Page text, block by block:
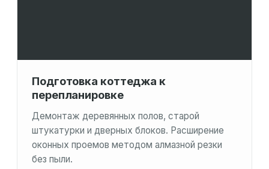
Подготовка коттеджа к
перепланировке
Демонтаж деревянных полов, старой
штукатурки и дверных блоков. Расширение
оконных проемов методом алмазной резки
без пыли.